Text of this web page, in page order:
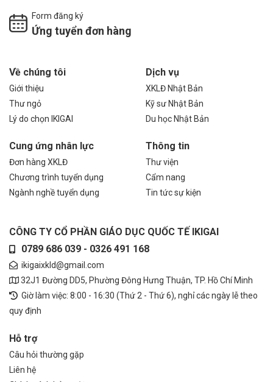
Form đăng ký
Ứng tuyển đơn hàng
Về chúng tôi
Giới thiệu
Thư ngỏ
Lý do chọn IKIGAI
Dịch vụ
XKLĐ Nhật Bản
Kỹ sư Nhật Bản
Du học Nhật Bản
Cung ứng nhân lực
Đơn hàng XKLĐ
Chương trình tuyển dụng
Ngành nghề tuyển dụng
Thông tin
Thư viện
Cẩm nang
Tin tức sự kiện
CÔNG TY CỔ PHẦN GIÁO DỤC QUỐC TẾ IKIGAI
0789 686 039 - 0326 491 168
ikigaixkld@gmail.com
32J1 Đường DD5, Phường Đông Hưng Thuận, TP. Hồ Chí Minh
Giờ làm việc: 8:00 - 16:30 (Thứ 2 - Thứ 6), nghỉ các ngày lễ theo
quy định
Hỗ trợ
Câu hỏi thường gặp
Liên hệ